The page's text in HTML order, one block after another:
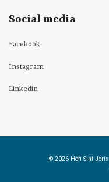
Social media
Facebook
Instagram
Linkedin
© 2026 Hòfi Sint Joris